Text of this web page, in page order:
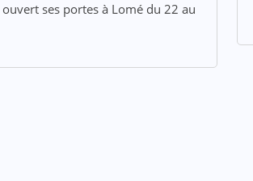
ouvert ses portes à Lomé du 22 au